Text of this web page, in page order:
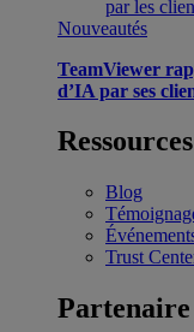
par les
Nouveautés
TeamViewer
d’IA par ses
Ressources
Blog
Trust
Partenaire